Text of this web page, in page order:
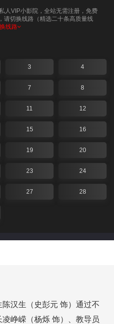
人VIP小影院，全站无需注册，免费
请切换线路（精选二十条高质量线
换线路
3 4
7 8
11 12
15 16
19 20
23 24
27 28
汉生（史彭元 饰）通过不
峥嵘（杨烁 饰）、教导员